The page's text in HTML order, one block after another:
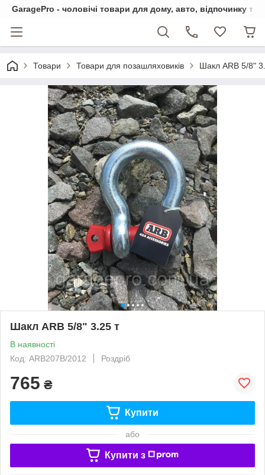
GaragePro - чоловічі товари для дому, авто, відпочинку та
Товари Товари для позашляховиків Шакл ARB 5/8"
Шакл ARB 5/8" 3.25 т
В наявності
Код: ARB207B/2012
Роздріб
765 ₴
Купити
або
Купити з